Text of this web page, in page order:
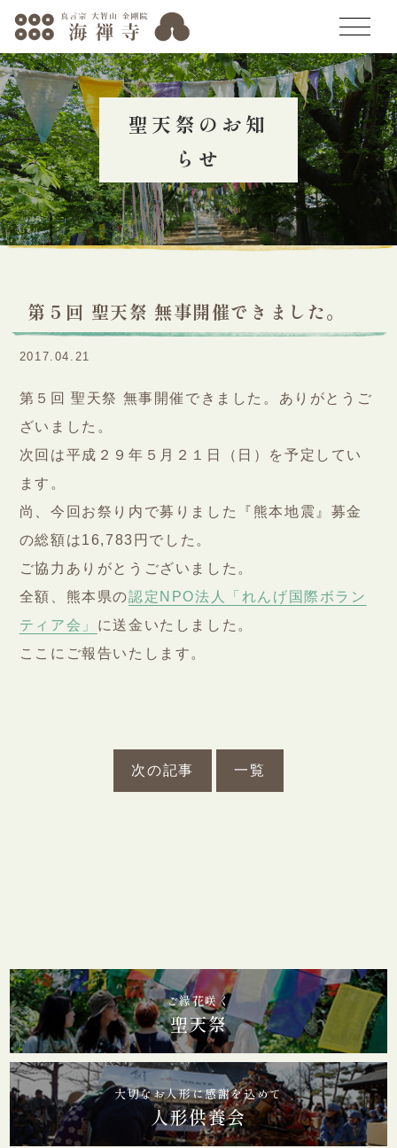
トップページ
海禅寺の歴史
年中行事
聖天祭
聖天祭に託す思い
人形供養会
永代供養堂
護摩祈祷
御守り・腕輪念珠
初参り・七五三ご祈祷
仏前結婚式
生前戒名
境内墓地
お問い合わせ
聖天祭のお知
らせ
第５回 聖天祭 無事開催できました。
2017.04.21
第５回 聖天祭 無事開催できました。ありがとうご
ざいました。
次回は平成２９年５月２１日（日）を予定してい
ます。
尚、今回お祭り内で募りました『熊本地震』募金
の総額は16,783円でした。
ご協力ありがとうございました。
全額、熊本県の認定NPO法人「れんげ国際ボラン
ティア会」 に送金いたしました。
ここにご報告いたします。
次の記事 一覧
ご縁花咲く
聖天祭
大切なお人形に感謝を込めて
人形供養会